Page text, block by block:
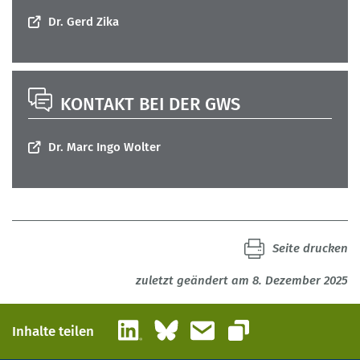
Christian
Dr. Gerd Zika
KONTAKT BEI DER GWS
Dr. Marc Ingo Wolter
zuletzt geändert am 8. Dezember 2025
Seite drucken
Inhalte teilen LinkedInBlueskyE-Mail
Link kopieren